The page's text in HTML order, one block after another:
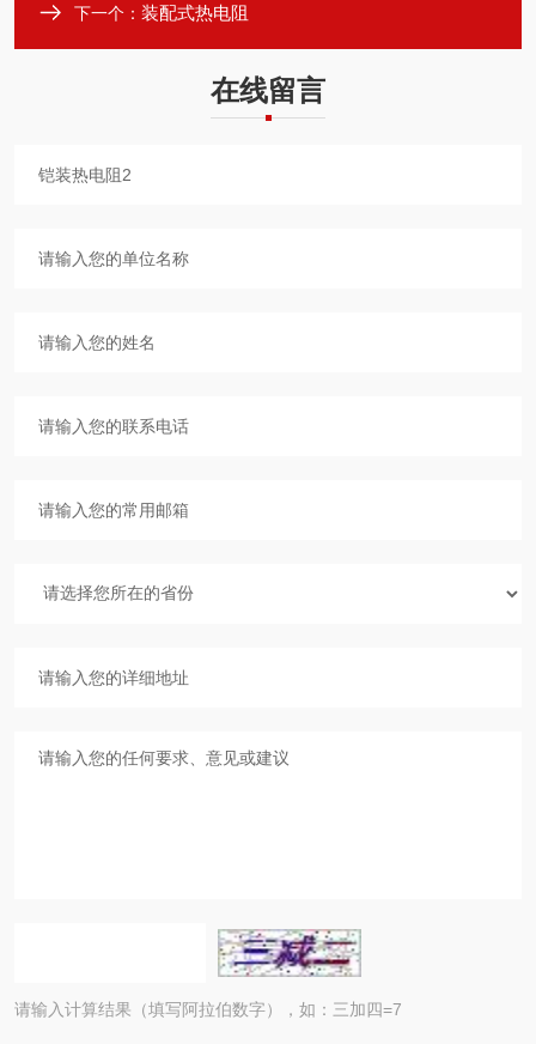
下一个： 装配式热电阻
在线留言
请输入计算结果（填写阿拉伯数字），如：三加四=7